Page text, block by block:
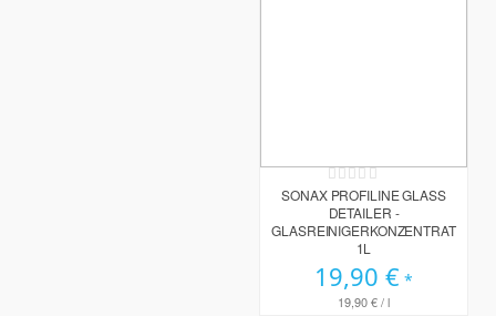
Rating:
0%
SONAX PROFILINE GLASS
DETAILER -
GLASREINIGERKONZENTRAT
1L
19,90 €
19,90 €/ l